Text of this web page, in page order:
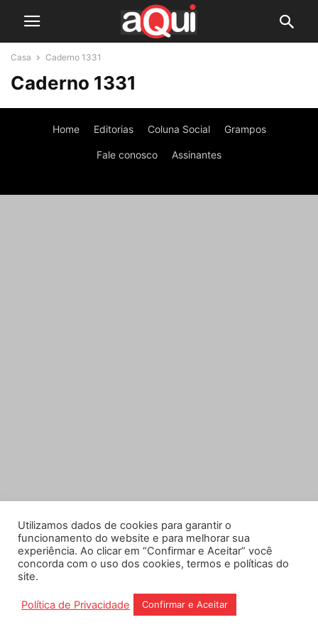
Casa Caderno 1331
Caderno 1331
Home Editorias Coluna Social Grampos
Fale conosco Assinantes
Utilizamos dados de cookies para garantir o
funcionamento do website e para melhorar sua
experiência. Ao clicar em “Confirmar e Aceitar” você
concorda com o uso dos cookies, termos e políticas do
site.
Política de Privacidade Confirmar e Aceitar